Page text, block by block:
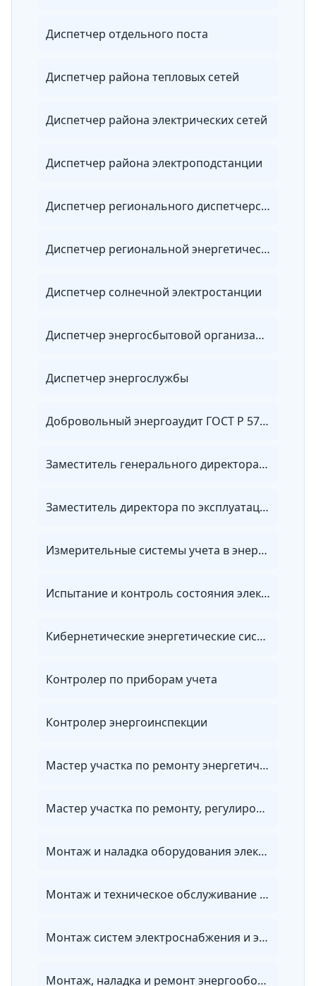
Диспетчер отдельного поста
Диспетчер района тепловых сетей
Диспетчер района электрических сетей
Диспетчер района электроподстанции
Диспетчер регионального диспетчерского управления
Диспетчер региональной энергетической системы
Диспетчер солнечной электростанции
Диспетчер энергосбытовой организации
Диспетчер энергослужбы
Добровольный энергоаудит ГОСТ Р 57576-2017
Заместитель генерального директора по эксплуатации электрических сетей
Заместитель директора по эксплуатации электрических сетей
Измерительные системы учета в энергетике
Испытание и контроль состояния электрооборудования
Кибернетические энергетические системы
Контролер по приборам учета
Контролер энергоинспекции
Мастер участка по ремонту энергетического оборудования, зданий и сооружений
Мастер участка по ремонту, регулировке и установке приборов учета энергии
Монтаж и наладка оборудования электрических сетей
Монтаж и техническое обслуживание электронных устройств
Монтаж систем электроснабжения и электрооборудования объектов
Монтаж, наладка и ремонт энергооборудования